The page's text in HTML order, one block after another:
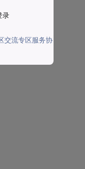
录
交流专区服务协